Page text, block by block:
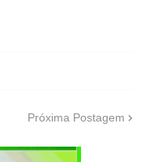
Próxima Postagem